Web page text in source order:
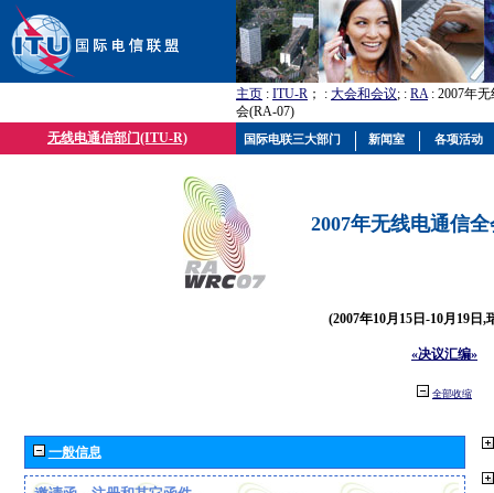
主页 : ITU-R ； : 大会和会议; : RA: 2007年
会(RA-07)
无线电通信部门(ITU-R)
2007年无线电通信
(2007年10月15日-10月19日,
«决议汇编»
全部收缩
一般信息
国际电联三大部门 新闻室 各项活动